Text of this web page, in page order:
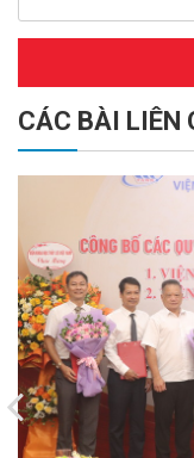
CÁC BÀI LIÊN